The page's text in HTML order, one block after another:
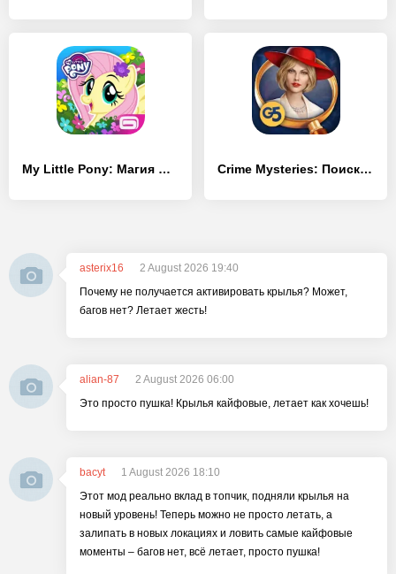
My Little Pony: Магия Принцесс Crime Mysteries: Поиск улик
asterix16
2 August 2026 19:40
Почему не получается активировать крылья? Может,
багов нет? Летает жесть!
alian-87
2 August 2026 06:00
Это просто пушка! Крылья кайфовые, летает как хочешь!
bacyt
1 August 2026 18:10
Этот мод реально вклад в топчик, подняли крылья на
новый уровень! Теперь можно не просто летать, а
залипать в новых локациях и ловить самые кайфовые
моменты – багов нет, всё летает, просто пушка!